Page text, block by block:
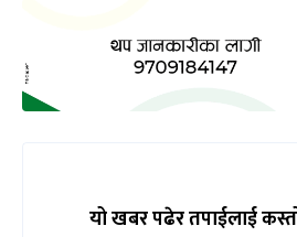
यो खबर पढेर तपाईलाई